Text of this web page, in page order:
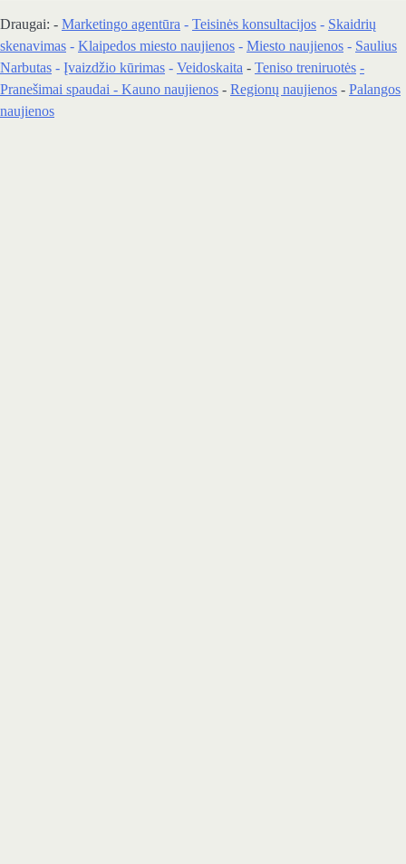
Draugai: - Marketingo agentūra - Teisinės konsultacijos - Skaidrių
skenavimas - Klaipedos miesto naujienos - Miesto naujienos - Saulius
Narbutas - Įvaizdžio kūrimas - Veidoskaita - Teniso treniruotės -
Pranešimai spaudai - Kauno naujienos - Regionų naujienos - Palangos
naujienos